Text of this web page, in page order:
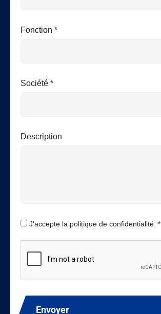
Fonction *
Société *
Description
J'accepte la politique de confidentialité. *
Envoyer